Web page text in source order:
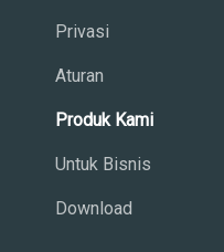
Privasi
Aturan
Produk Kami
Untuk Bisnis
Download